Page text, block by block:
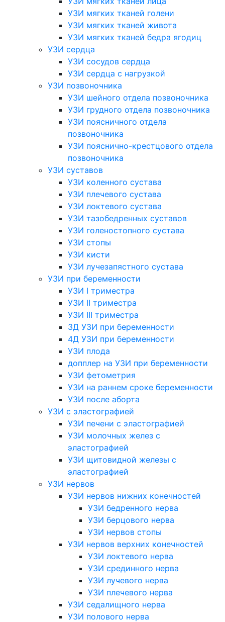
УЗИ мягких тканей голени
УЗИ мягких тканей живота
УЗИ мягких тканей бедра ягодиц
УЗИ сердца
УЗИ сосудов сердца
УЗИ сердца с нагрузкой
УЗИ позвоночника
УЗИ шейного отдела позвоночника
УЗИ грудного отдела позвоночника
УЗИ поясничного отдела
позвоночника
УЗИ пояснично-крестцового отдела
позвоночника
УЗИ суставов
УЗИ коленного сустава
УЗИ плечевого сустава
УЗИ локтевого сустава
УЗИ тазобедренных суставов
УЗИ голеностопного сустава
УЗИ стопы
УЗИ кисти
УЗИ лучезапястного сустава
УЗИ при беременности
УЗИ I триместра
УЗИ II триместра
УЗИ III триместра
3Д УЗИ при беременности
4Д УЗИ при беременности
УЗИ плода
допплер на УЗИ при беременности
УЗИ фетометрия
УЗИ на раннем сроке беременности
УЗИ после аборта
УЗИ с эластографией
УЗИ печени с эластографией
УЗИ молочных желез с
эластографией
УЗИ щитовидной железы с
эластографией
УЗИ нервов
УЗИ нервов нижних конечностей
УЗИ бедренного нерва
УЗИ берцового нерва
УЗИ нервов стопы
УЗИ нервов верхних конечностей
УЗИ локтевого нерва
УЗИ срединного нерва
УЗИ лучевого нерва
УЗИ плечевого нерва
УЗИ седалищного нерва
УЗИ полового нерва